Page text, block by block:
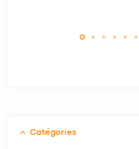
Catégories